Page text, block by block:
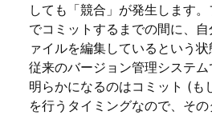
しても「競合」が発生します
でコミットするまでの間に、
ァイルを編集しているという状
従来のバージョン管理システ
明らかになるのはコミット (も
を行うタイミングなので、そ